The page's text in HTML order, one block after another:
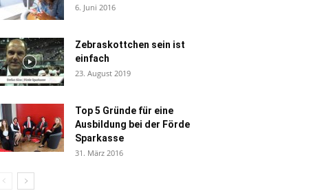
6. Juni 2016
Zebraskottchen sein ist
einfach
23. August 2019
Top 5 Gründe für eine
Ausbildung bei der Förde
Sparkasse
31. März 2016